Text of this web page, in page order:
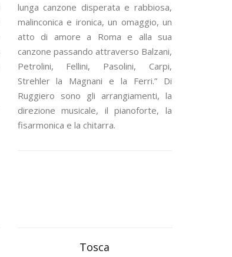
lunga canzone disperata e rabbiosa,
malinconica e ironica, un omaggio, un
atto di amore a Roma e alla sua
canzone passando attraverso Balzani,
Petrolini, Fellini, Pasolini, Carpi,
Strehler la Magnani e la Ferri.” Di
Ruggiero sono gli arrangiamenti, la
direzione musicale, il pianoforte, la
fisarmonica e la chitarra.
Tosca